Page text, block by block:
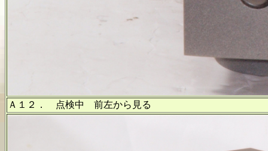
Ａ１２． 点検中 前左から見る